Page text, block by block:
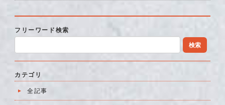
フリーワード検索
検索
カテゴリ
全記事